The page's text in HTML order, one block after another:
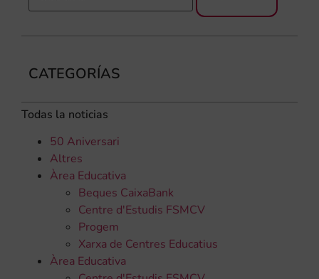
CATEGORÍAS
Todas la noticias
50 Aniversari
Altres
Àrea Educativa
Beques CaixaBank
Centre d'Estudis FSMCV
Progem
Xarxa de Centres Educatius
Àrea Educativa